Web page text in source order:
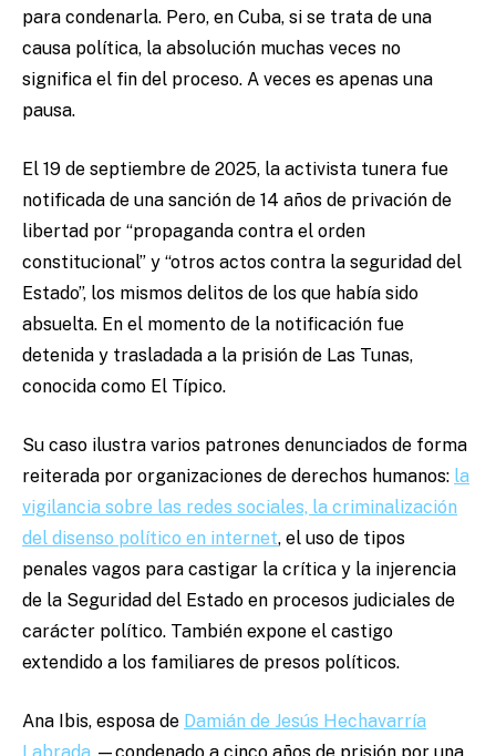
para condenarla. Pero, en Cuba, si se trata de una
causa política, la absolución muchas veces no
significa el fin del proceso. A veces es apenas una
pausa.
El 19 de septiembre de 2025, la activista tunera fue
notificada de una sanción de 14 años de privación de
libertad por “propaganda contra el orden
constitucional” y “otros actos contra la seguridad del
Estado”, los mismos delitos de los que había sido
absuelta. En el momento de la notificación fue
detenida y trasladada a la prisión de Las Tunas,
conocida como El Típico.
Su caso ilustra varios patrones denunciados de forma
reiterada por organizaciones de derechos humanos: la
vigilancia sobre las redes sociales, la criminalización
del disenso político en internet, el uso de tipos
penales vagos para castigar la crítica y la injerencia
de la Seguridad del Estado en procesos judiciales de
carácter político. También expone el castigo
extendido a los familiares de presos políticos.
Ana Ibis, esposa de Damián de Jesús Hechavarría